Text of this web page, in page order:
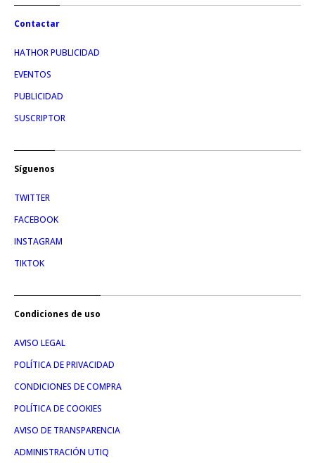
Contactar
HATHOR PUBLICIDAD
EVENTOS
PUBLICIDAD
SUSCRIPTOR
Síguenos
TWITTER
FACEBOOK
INSTAGRAM
TIKTOK
Condiciones de uso
AVISO LEGAL
POLÍTICA DE PRIVACIDAD
CONDICIONES DE COMPRA
POLÍTICA DE COOKIES
AVISO DE TRANSPARENCIA
ADMINISTRACIÓN UTIQ